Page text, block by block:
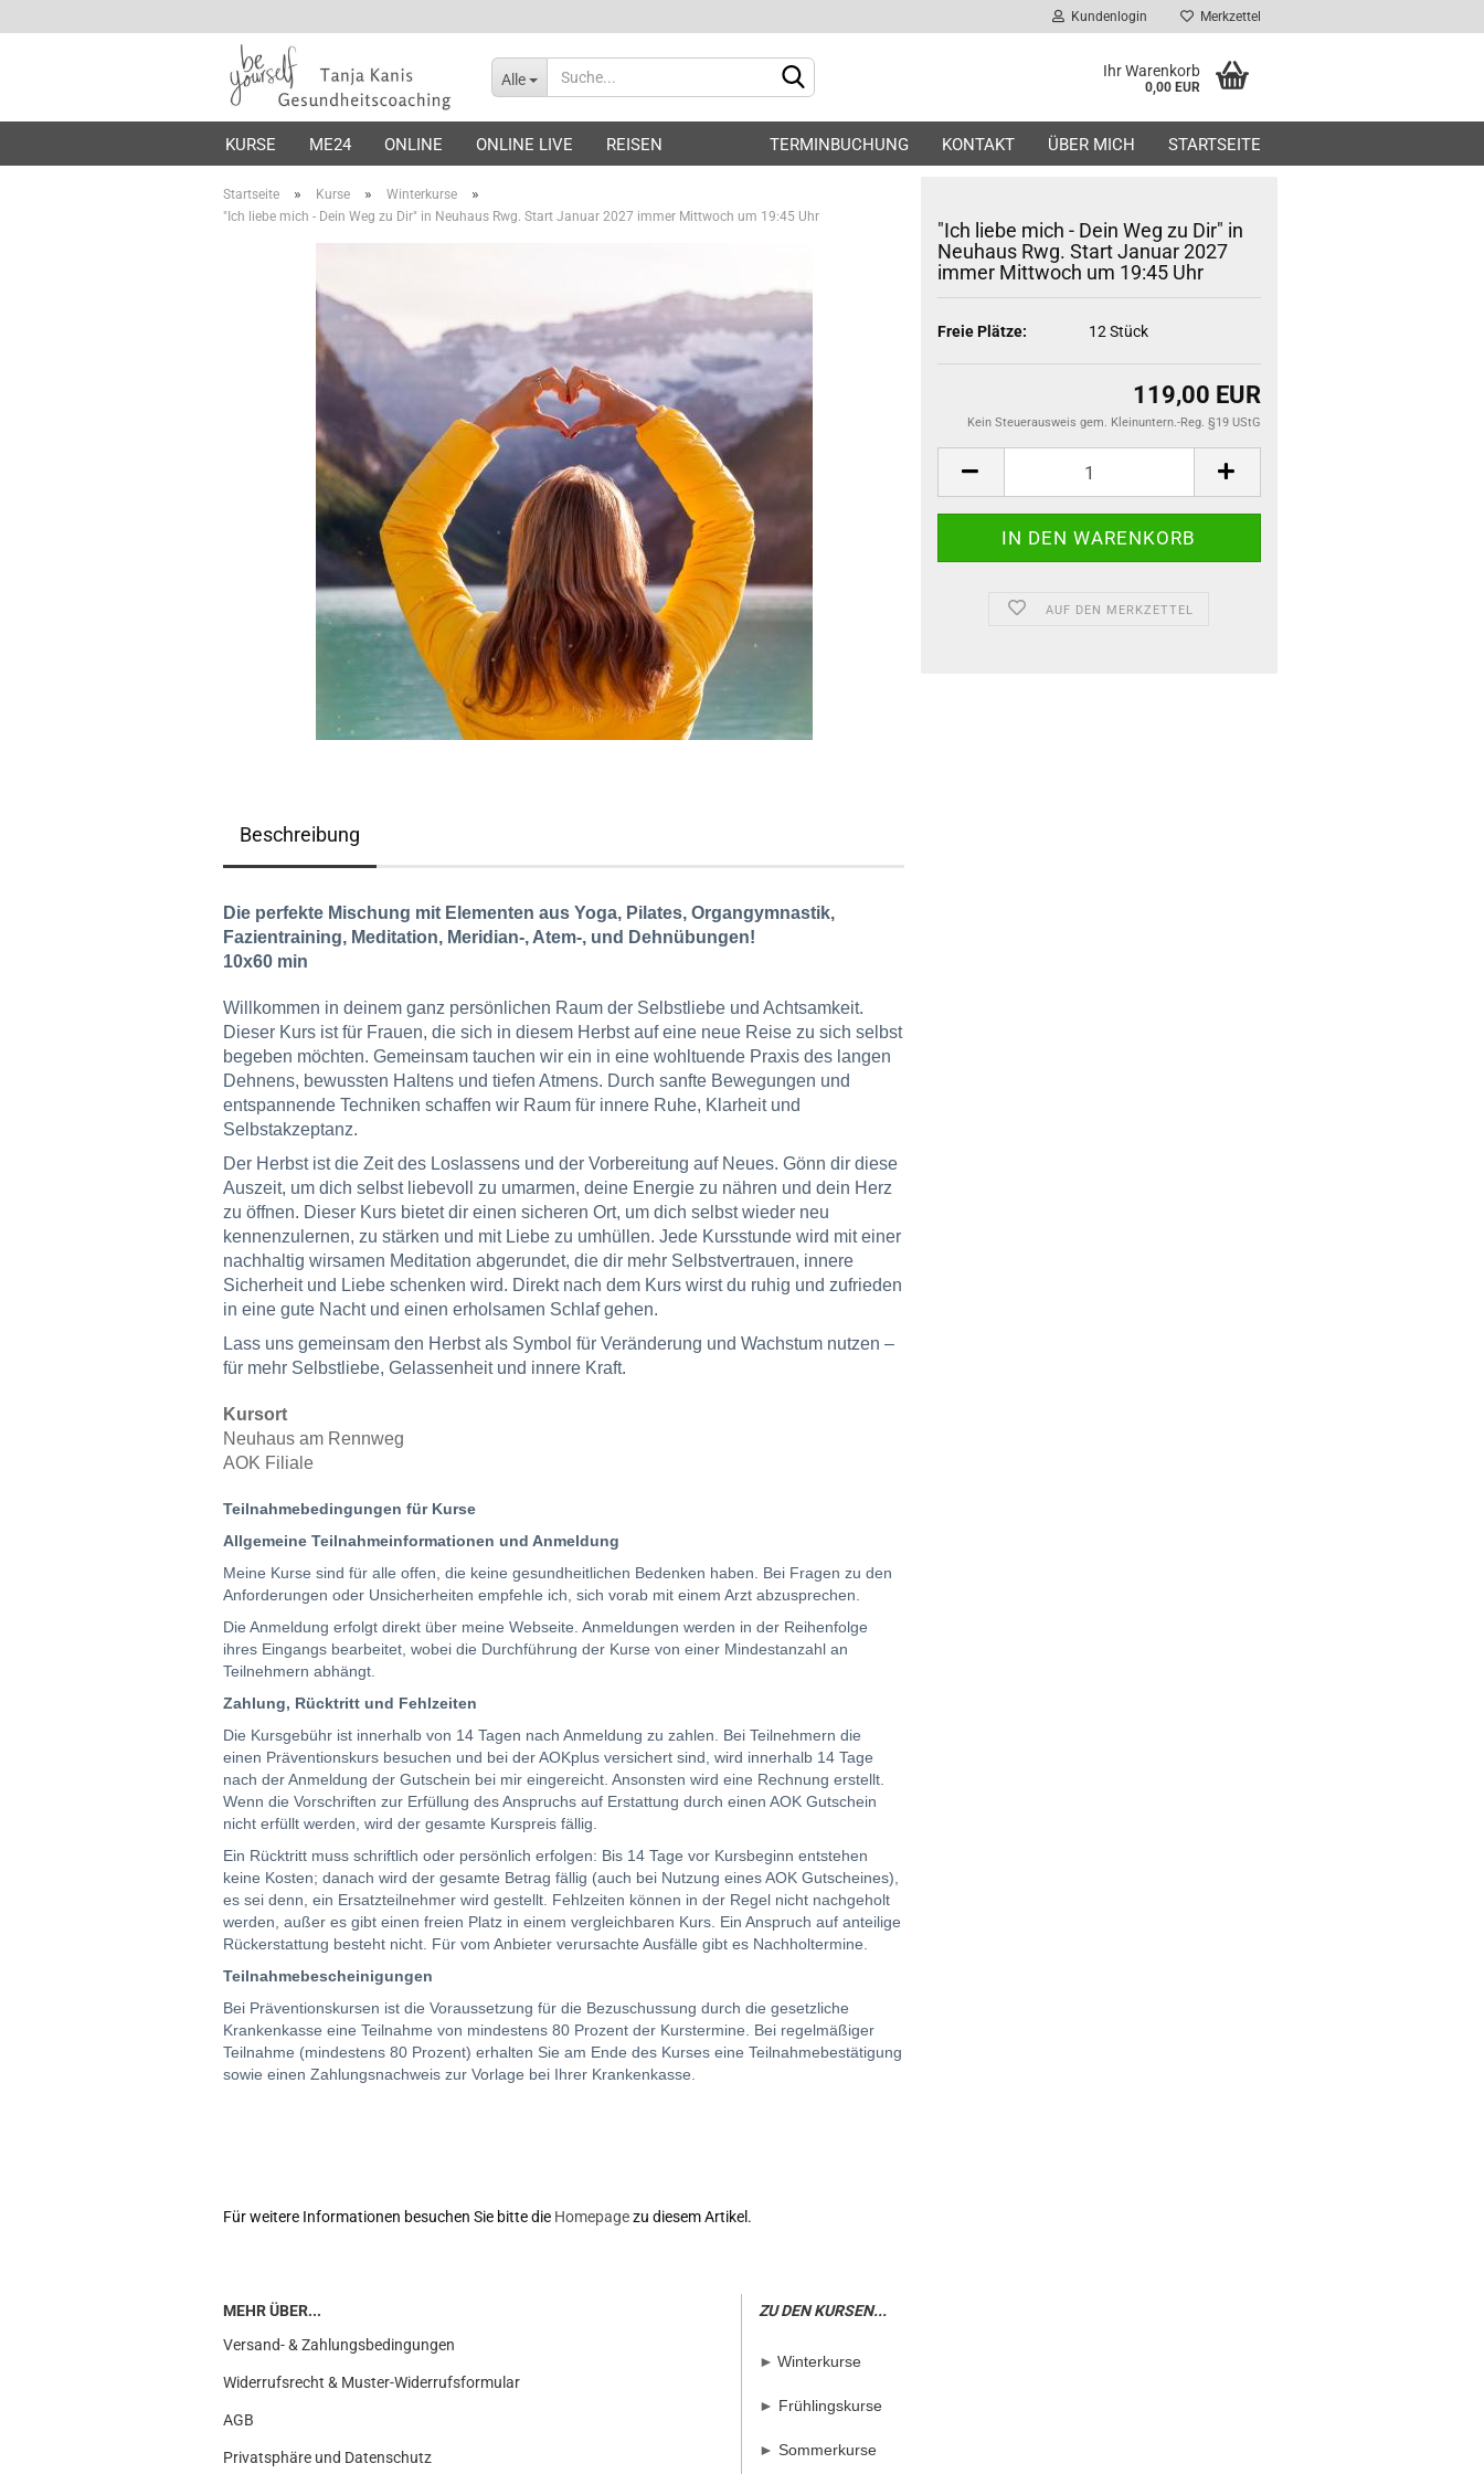
Kundenlogin Merkzettel
Alle Ihr Warenkorb
0,00 EUR
KURSE ME24 ONLINE ONLINE LIVE REISEN TERMINBUCHUNG KONTAKT ÜBER MICH STARTSEITE
Startseite » Kurse » Winterkurse »
"Ich liebe mich - Dein Weg zu Dir" in Neuhaus Rwg. Start Januar 2027 immer Mittwoch um 19:45 Uhr
"Ich liebe mich - Dein Weg zu Dir" in
Neuhaus Rwg. Start Januar 2027
immer Mittwoch um 19:45 Uhr
Freie Plätze: 12 Stück
119,00 EUR
Kein Steuerausweis gem. Kleinuntern.-Reg. §19 UStG
AUF DEN MERKZETTEL
Beschreibung
Die perfekte Mischung mit Elementen aus Yoga, Pilates, Organgymnastik,
Fazientraining, Meditation, Meridian-, Atem-, und Dehnübungen!
10x60 min
Willkommen in deinem ganz persönlichen Raum der Selbstliebe und Achtsamkeit.
Dieser Kurs ist für Frauen, die sich in diesem Herbst auf eine neue Reise zu sich selbst
begeben möchten. Gemeinsam tauchen wir ein in eine wohltuende Praxis des langen
Dehnens, bewussten Haltens und tiefen Atmens. Durch sanfte Bewegungen und
entspannende Techniken schaffen wir Raum für innere Ruhe, Klarheit und
Selbstakzeptanz.
Der Herbst ist die Zeit des Loslassens und der Vorbereitung auf Neues. Gönn dir diese
Auszeit, um dich selbst liebevoll zu umarmen, deine Energie zu nähren und dein Herz
zu öffnen. Dieser Kurs bietet dir einen sicheren Ort, um dich selbst wieder neu
kennenzulernen, zu stärken und mit Liebe zu umhüllen. Jede Kursstunde wird mit einer
nachhaltig wirsamen Meditation abgerundet, die dir mehr Selbstvertrauen, innere
Sicherheit und Liebe schenken wird. Direkt nach dem Kurs wirst du ruhig und zufrieden
in eine gute Nacht und einen erholsamen Schlaf gehen.
Lass uns gemeinsam den Herbst als Symbol für Veränderung und Wachstum nutzen –
für mehr Selbstliebe, Gelassenheit und innere Kraft.
Kursort
Neuhaus am Rennweg
AOK Filiale
Teilnahmebedingungen für Kurse
Allgemeine Teilnahmeinformationen und Anmeldung
Meine Kurse sind für alle offen, die keine gesundheitlichen Bedenken haben. Bei Fragen zu den
Anforderungen oder Unsicherheiten empfehle ich, sich vorab mit einem Arzt abzusprechen.
Die Anmeldung erfolgt direkt über meine Webseite. Anmeldungen werden in der Reihenfolge
ihres Eingangs bearbeitet, wobei die Durchführung der Kurse von einer Mindestanzahl an
Teilnehmern abhängt.
Zahlung, Rücktritt und Fehlzeiten
Die Kursgebühr ist innerhalb von 14 Tagen nach Anmeldung zu zahlen. Bei Teilnehmern die
einen Präventionskurs besuchen und bei der AOKplus versichert sind, wird innerhalb 14 Tage
nach der Anmeldung der Gutschein bei mir eingereicht. Ansonsten wird eine Rechnung erstellt.
Wenn die Vorschriften zur Erfüllung des Anspruchs auf Erstattung durch einen AOK Gutschein
nicht erfüllt werden, wird der gesamte Kurspreis fällig.
Ein Rücktritt muss schriftlich oder persönlich erfolgen: Bis 14 Tage vor Kursbeginn entstehen
keine Kosten; danach wird der gesamte Betrag fällig (auch bei Nutzung eines AOK Gutscheines),
es sei denn, ein Ersatzteilnehmer wird gestellt. Fehlzeiten können in der Regel nicht nachgeholt
werden, außer es gibt einen freien Platz in einem vergleichbaren Kurs. Ein Anspruch auf anteilige
Rückerstattung besteht nicht. Für vom Anbieter verursachte Ausfälle gibt es Nachholtermine.
Teilnahmebescheinigungen
Bei Präventionskursen ist die Voraussetzung für die Bezuschussung durch die gesetzliche
Krankenkasse eine Teilnahme von mindestens 80 Prozent der Kurstermine. Bei regelmäßiger
Teilnahme (mindestens 80 Prozent) erhalten Sie am Ende des Kurses eine Teilnahmebestätigung
sowie einen Zahlungsnachweis zur Vorlage bei Ihrer Krankenkasse.
Für weitere Informationen besuchen Sie bitte die Homepagezu diesem Artikel.
MEHR ÜBER...
Versand- & Zahlungsbedingungen
Widerrufsrecht & Muster-Widerrufsformular
AGB
Privatsphäre und Datenschutz
ZU DEN KURSEN...
► Winterkurse
► Frühlingskurse
► Sommerkurse